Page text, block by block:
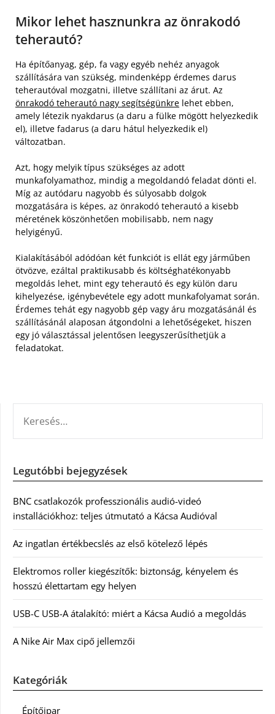
Mikor lehet hasznunkra az önrakodó
teherautó?
Ha építőanyag, gép, fa vagy egyéb nehéz anyagok
szállítására van szükség, mindenképp érdemes darus
teherautóval mozgatni, illetve szállítani az árut. Az
önrakodó teherautó nagy segítségünkre lehet ebben,
amely létezik nyakdarus (a daru a fülke mögött helyezkedik
el), illetve fadarus (a daru hátul helyezkedik el)
változatban.
Azt, hogy melyik típus szükséges az adott
munkafolyamathoz, mindig a megoldandó feladat dönti el.
Míg az autódaru nagyobb és súlyosabb dolgok
mozgatására is képes, az önrakodó teherautó a kisebb
méretének köszönhetően mobilisabb, nem nagy
helyigényű.
Kialakításából adódóan két funkciót is ellát egy járműben
ötvözve, ezáltal praktikusabb és költséghatékonyabb
megoldás lehet, mint egy teherautó és egy külön daru
kihelyezése, igénybevétele egy adott munkafolyamat során.
Érdemes tehát egy nagyobb gép vagy áru mozgatásánál és
szállításánál alaposan átgondolni a lehetőségeket, hiszen
egy jó választással jelentősen leegyszerűsíthetjük a
feladatokat.
Legutóbbi bejegyzések
BNC csatlakozók professzionális audió-videó
installációkhoz: teljes útmutató a Kácsa Audióval
Az ingatlan értékbecslés az első kötelező lépés
Elektromos roller kiegészítők: biztonság, kényelem és
hosszú élettartam egy helyen
USB-C USB-A átalakító: miért a Kácsa Audió a megoldás
A Nike Air Max cipő jellemzői
Kategóriák
Építőipar